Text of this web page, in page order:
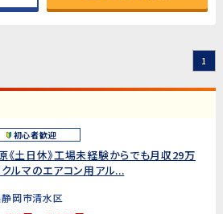
1
初心者歓迎
《土日休》工場未経験からでも月収29万
ルマのエアコン用アル...
岡市清水区